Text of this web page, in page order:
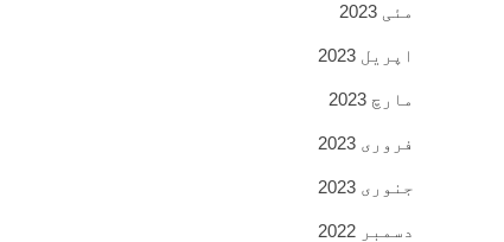
مئی 2023
اپریل 2023
مارچ 2023
فروری 2023
جنوری 2023
دسمبر 2022